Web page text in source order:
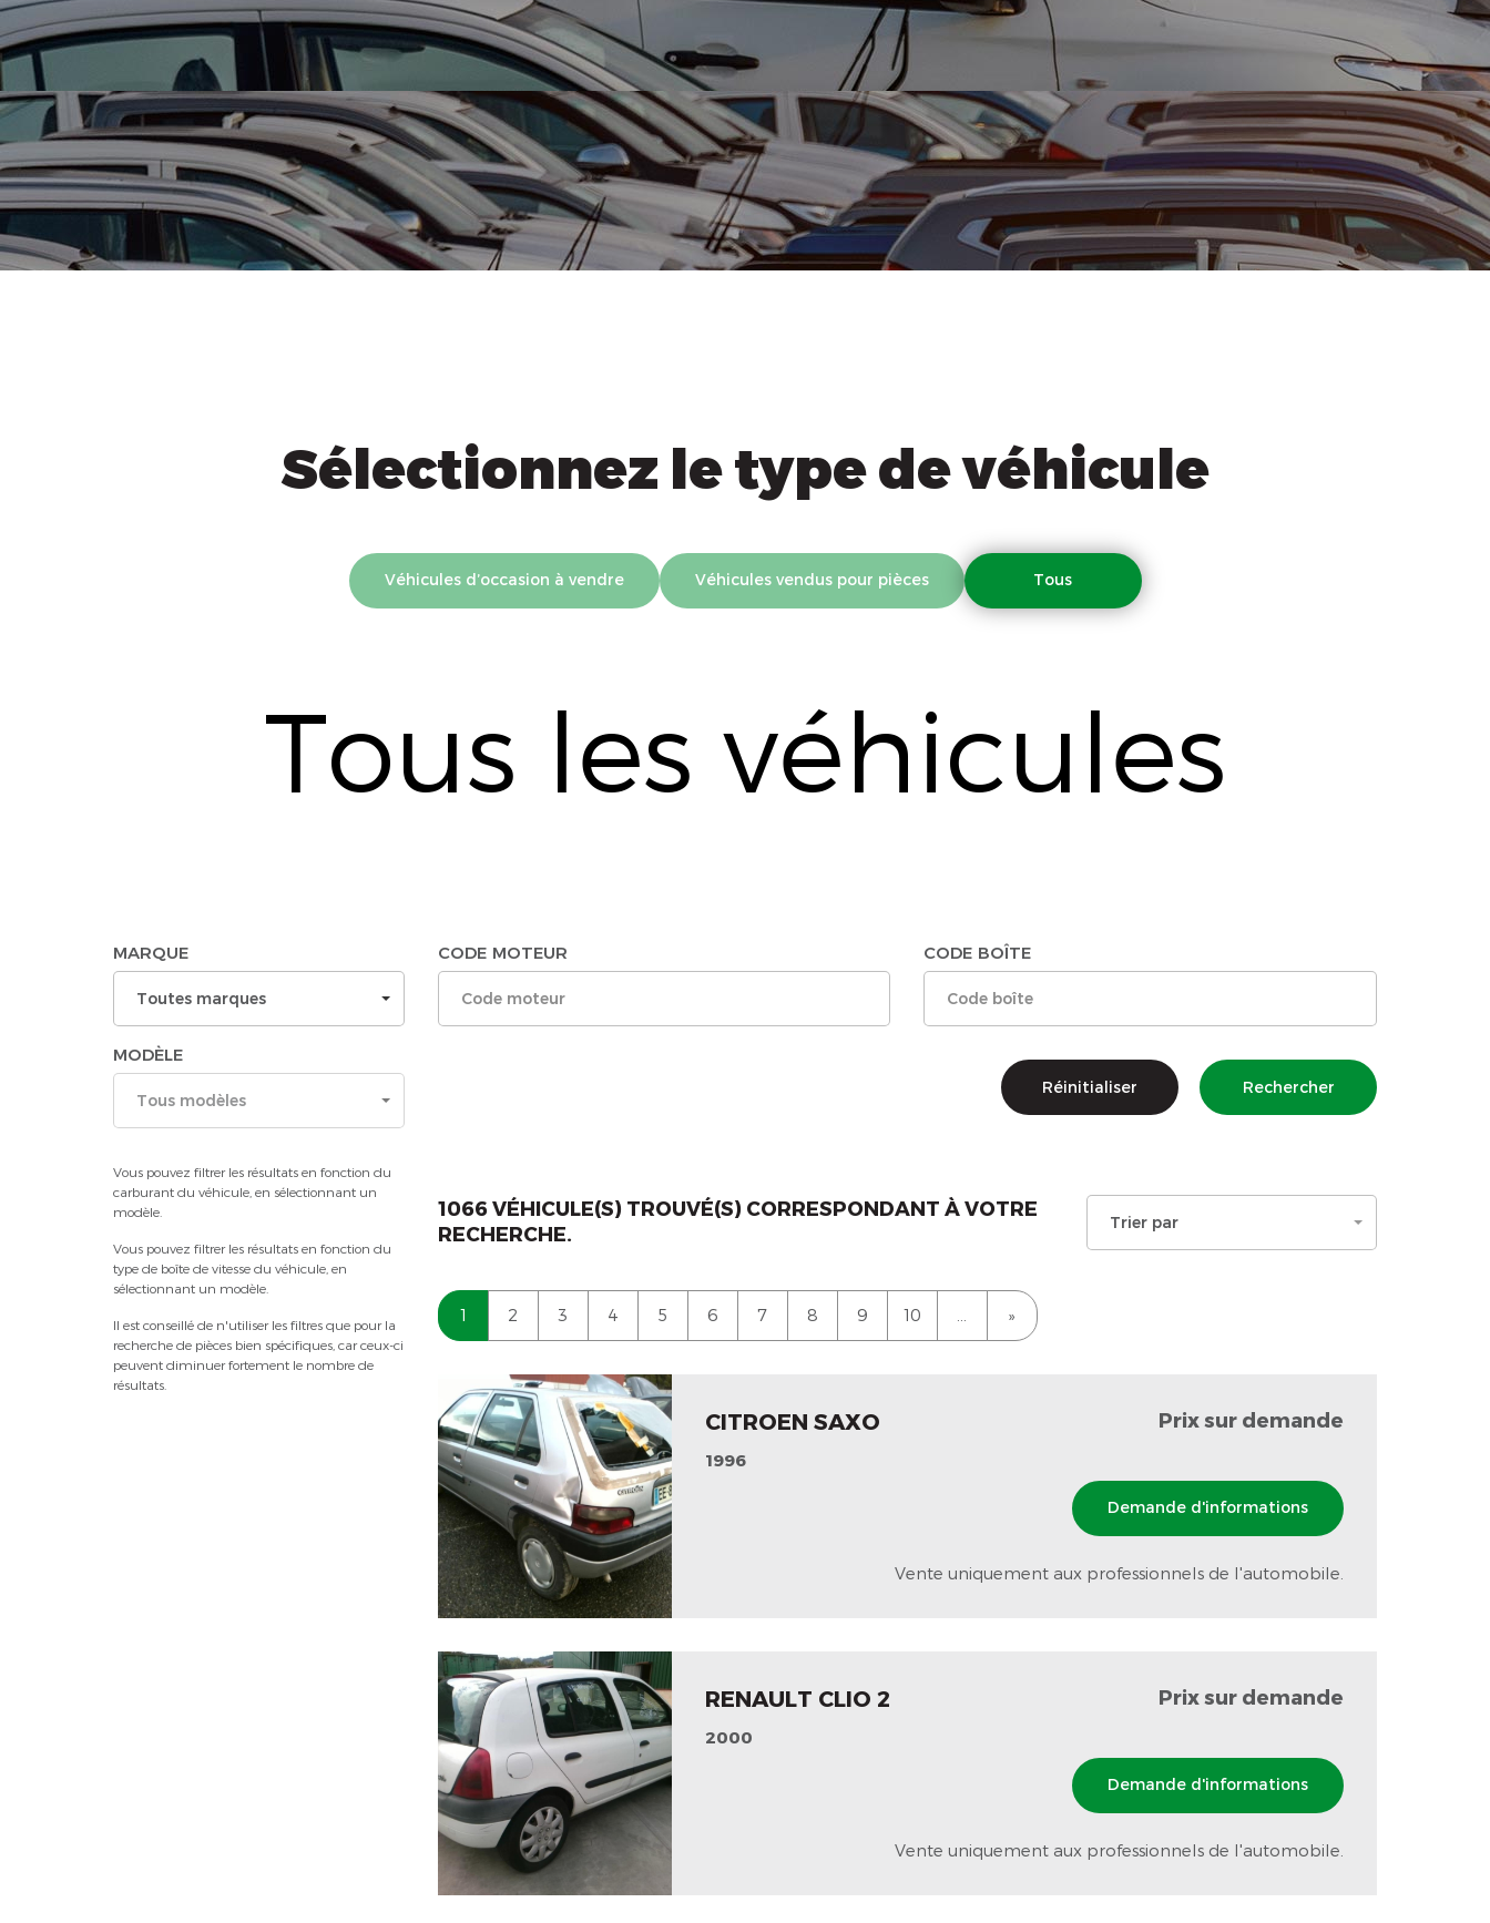
Sélectionnez le type de véhicule
Véhicules d’occasion à vendre Véhicules vendus pour pièces Tous
Tous les véhicules
MARQUE
Toutes marques
MODÈLE
Tous modèles
CODE MOTEUR CODE BOÎTE
Réinitialiser Rechercher
Vous pouvez filtrer les résultats en fonction du
carburant du véhicule, en sélectionnant un
modèle.
Vous pouvez filtrer les résultats en fonction du
type de boîte de vitesse du véhicule, en
sélectionnant un modèle.
Il est conseillé de n'utiliser les filtres que pour la
recherche de pièces bien spécifiques, car ceux-ci
peuvent diminuer fortement le nombre de
résultats.
1066 VÉHICULE(S) TROUVÉ(S) CORRESPONDANT À VOTRE
RECHERCHE.
Trier par
1 2 3 4 5 6 7 8 9 10 »
CITROEN SAXO Prix sur demande
Demande d'informations
Vente uniquement aux professionnels de l'automobile.
1996
RENAULT CLIO 2 Prix sur demande
Demande d'informations
Vente uniquement aux professionnels de l'automobile.
2000